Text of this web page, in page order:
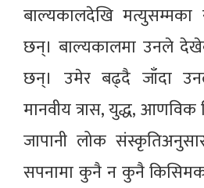
बाल्यकालदेखि
छन्। बाल्यकालमा उनले
छन्। उमेर बढ्दै जाँदा
मानवीय त्रास, युद्ध,
जापानी लोक
सपनामा कुनै न कुनै